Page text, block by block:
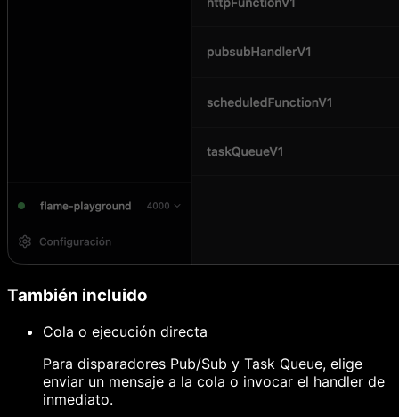
También incluido
Cola o ejecución directa
Para disparadores Pub/Sub y Task Queue, elige
enviar un mensaje a la cola o invocar el handler de
inmediato.